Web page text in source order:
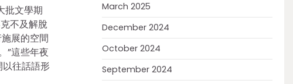
批文學期
不及解脫
展的空間
”這些年夜
往話語形
March 2025
December 2024
October 2024
September 2024